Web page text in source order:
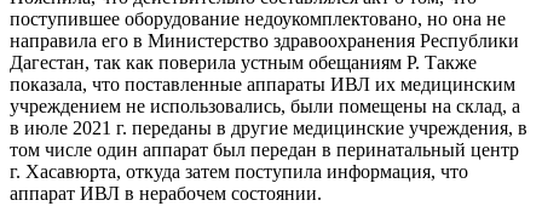
поступившее оборудование недоукомплектовано, но она не
направила его в Министерство здравоохранения Республики
Дагестан, так как поверила устным обещаниям Р. Также
показала, что поставленные аппараты ИВЛ их медицинским
учреждением не использовались, были помещены на склад, а
в июле 2021 г. переданы в другие медицинские учреждения, в
том числе один аппарат был передан в перинатальный центр
г. Хасавюрта, откуда затем поступила информация, что
аппарат ИВЛ в нерабочем состоянии.